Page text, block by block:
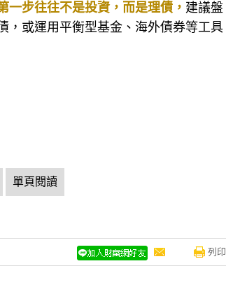
步往往不是投資，而是理債， 建議盤
，或運用平衡型基金、海外債券等工具
單頁閱讀
列印